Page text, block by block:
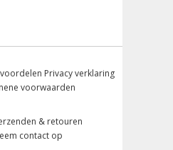
Privacy verklaring
voorwaarden
& retouren
contact op